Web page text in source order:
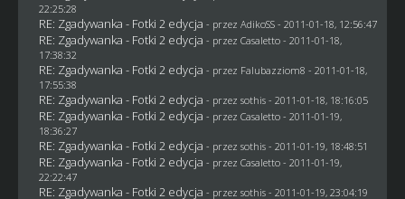
22:25:28
RE: Zgadywanka - Fotki 2 edycja - przez AdikoSS - 2011-01-18, 12:56:47
RE: Zgadywanka - Fotki 2 edycja - przez Casaletto- 2011-01-18,
17:38:32
RE: Zgadywanka - Fotki 2 edycja - przez Falubazziom8 - 2011-01-18,
17:55:38
RE: Zgadywanka - Fotki 2 edycja - przez sothis- 2011-01-18, 18:16:05
RE: Zgadywanka - Fotki 2 edycja - przez Casaletto- 2011-01-19,
18:36:27
RE: Zgadywanka - Fotki 2 edycja - przez sothis- 2011-01-19, 18:48:51
RE: Zgadywanka - Fotki 2 edycja - przez Casaletto- 2011-01-19,
22:22:47
RE: Zgadywanka - Fotki 2 edycja - przez sothis- 2011-01-19, 23:04:19